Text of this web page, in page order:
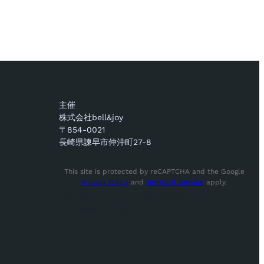
主催
株式会社bell&joy
〒854-0021
長崎県諫早市仲沖町27-8
This site is protected by reCAPTCHA and the Google
Privacy Policy and Terms of Service apply.